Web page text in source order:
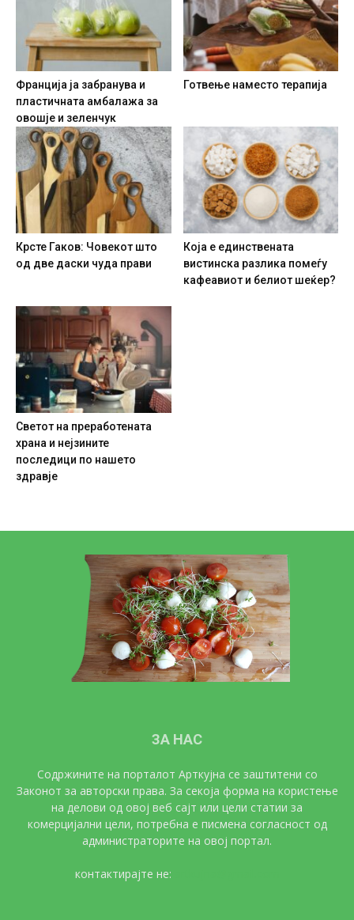
Франција ја забранува и
пластичната амбалажа за
овошје и зеленчук
Готвење наместо терапија
Крсте Гаков: Човекот што
од две даски чуда прави
Која е единствената
вистинска разлика помеѓу
кафеавиот и белиот шеќер?
Светот на преработената
храна и нејзините
последици по нашето
здравје
ЗА НАС
Содржините на порталот Арткујна се заштитени со
Законот за авторски права. За секоја форма на користење
на делови од овој веб сајт или цели статии за
комерцијални цели, потребна е писмена согласност од
администраторите на овој портал.
контактирајте не: